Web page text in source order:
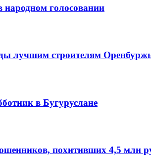
народном голосовании
лучшим строителям
в Бугуруслане
похитивших 4,5 млн